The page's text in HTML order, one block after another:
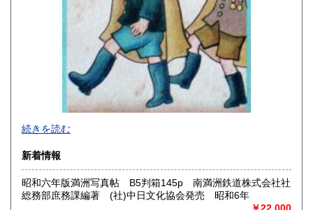
430円 鹿児島県
430円
2026年で創業45年目になります。
沿線名：(無店舗)
最寄駅：(無店舗)
営業時間：10:00〜18:00
続きを読む
新着情報
昭和六年版満洲写真帖 B5判箱145p 南満洲鉄道株式会社社
総務部庶務課編著 (社)中日文化協会発売 昭和6年